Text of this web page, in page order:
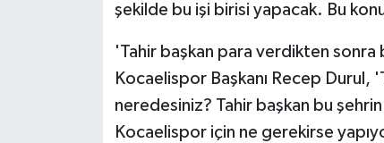
şekilde bu işi birisi yapacak. Bu
'Tahir başkan para verdikten sonra
Kocaelispor Başkanı Recep Durul,
neredesiniz? Tahir başkan bu
Kocaelispor için ne gerekirse